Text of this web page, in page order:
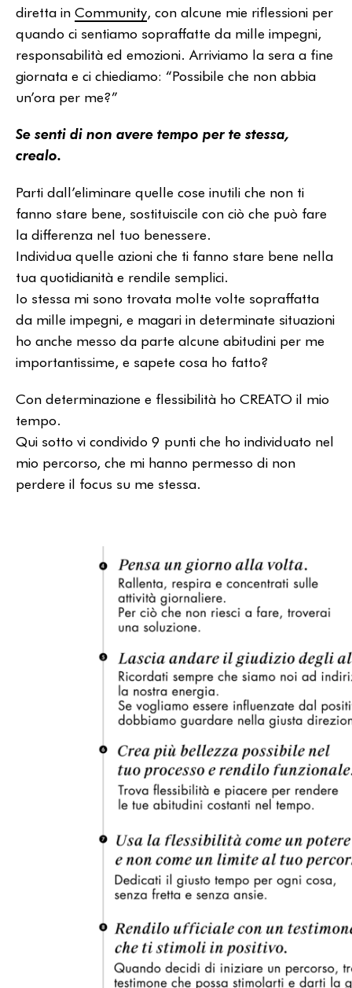
diretta in Community, con alcune mie riflessioni per
quando ci sentiamo sopraffatte da mille impegni,
responsabilità ed emozioni. Arriviamo la sera a fine
giornata e ci chiediamo: “Possibile che non abbia
un’ora per me?”
Se senti di non avere tempo per te stessa,
crealo.
Parti dall’eliminare quelle cose inutili che non ti
fanno stare bene, sostituiscile con ciò che può fare
la differenza nel tuo benessere.
Individua quelle azioni che ti fanno stare bene nella
tua quotidianità e rendile semplici.
Io stessa mi sono trovata molte volte sopraffatta
da mille impegni, e magari in determinate situazioni
ho anche messo da parte alcune abitudini per me
importantissime, e sapete cosa ho fatto?
Con determinazione e flessibilità ho CREATO il mio
tempo.
Qui sotto vi condivido 9 punti che ho individuato nel
mio percorso, che mi hanno permesso di non
perdere il focus su me stessa.